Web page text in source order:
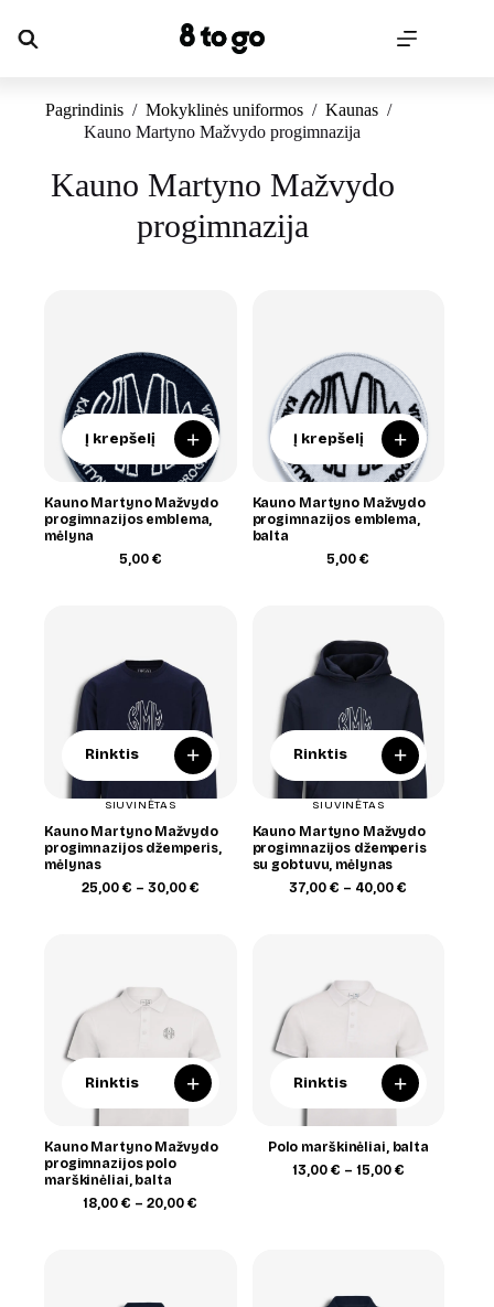
content
Pagrindinis / Mokyklinės uniformos / Kaunas /
Kauno Martyno Mažvydo progimnazija
Kauno Martyno Mažvydo
progimnazija
Į krepšelį +
Kauno Martyno Mažvydo
progimnazijos emblema,
mėlyna
5,00 €
Į krepšelį +
Kauno Martyno Mažvydo
progimnazijos emblema,
balta
5,00€
Rinktis +
SIUVINĖTAS
Kauno Martyno Mažvydo
progimnazijos džemperis,
mėlynas
25,00 € – 30,00 €Price
Rinktis +
SIUVINĖTAS
Kauno Martyno Mažvydo
progimnazijos džemperis
su gobtuvu, mėlynas
37,00€ – 40,00€
Rinktis +
Kauno Martyno Mažvydo
progimnazijos polo
marškinėliai, balta
18,00€ – 20,00€
Rinktis +
Polo marškinėliai, balta
13,00 € – 15,00 €Price